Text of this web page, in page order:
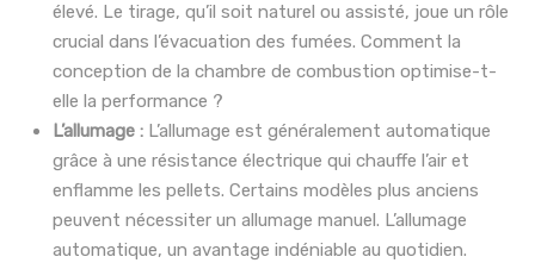
élevé. Le tirage, qu’il soit naturel ou assisté, joue un rôle
crucial dans l’évacuation des fumées. Comment la
conception de la chambre de combustion optimise-t-
elle la performance ?
L’allumage : L’allumage est généralement automatique
grâce à une résistance électrique qui chauffe l’air et
enflamme les pellets. Certains modèles plus anciens
peuvent nécessiter un allumage manuel. L’allumage
automatique, un avantage indéniable au quotidien.